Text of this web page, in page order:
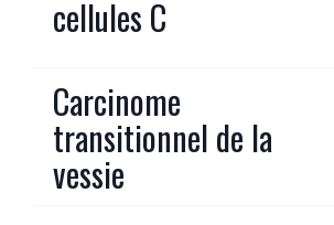
cellules C
Carcinome
transitionnel de la
vessie